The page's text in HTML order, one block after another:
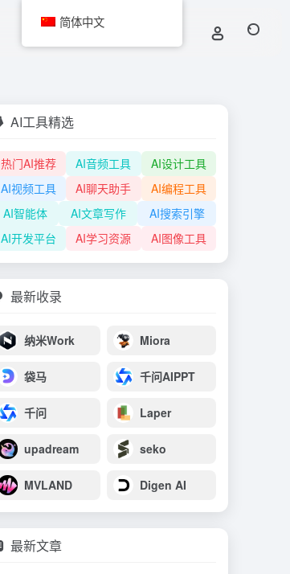
AI工具精选
热门AI推荐 AI音频工具
AI设计工具
AI视频工具
AI聊天助手
AI编程工具
AI智能体
AI文章写作
AI搜索引擎
AI开发平台
AI学习资源 AI图像工具
最新收录
纳米Work Miora
袋马 千问AIPPT
千问 Laper
upadream seko
MVLAND Digen AI
最新文章
简体中文